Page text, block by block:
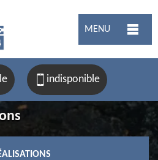
MENU
indisponible